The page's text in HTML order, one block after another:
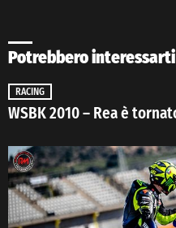
Potrebbero interessarti
RACING
WSBK 2010 – Rea è